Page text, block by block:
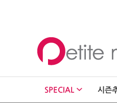
SPECIAL 시즌